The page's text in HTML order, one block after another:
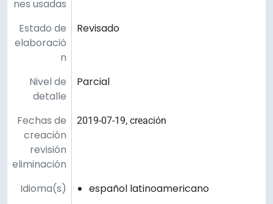
nes usadas
Estado de
elaboració
n
Revisado
Nivel de
detalle
Parcial
Fechas de
creación
revisión
eliminación
2019-07-19, creación
Idioma(s)
español latinoamericano